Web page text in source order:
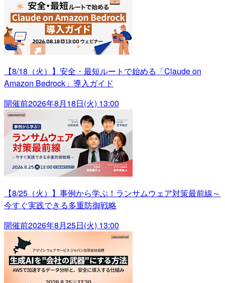
【8/18（火）】安全・最短ルートで始める「Claude on
Amazon Bedrock」導入ガイド
開催前2026年8月18日(火) 13:00
【8/25（火）】事例から学ぶ！ランサムウェア対策最前線～
今すぐ実践できる多重防御戦略
開催前2026年8月25日(火) 13:00